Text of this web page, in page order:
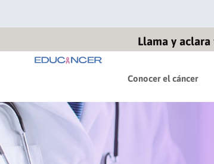
Llama y
Conocer el cáncer